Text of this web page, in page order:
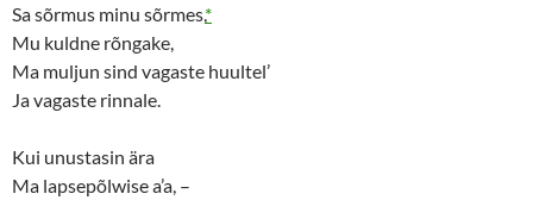
Sa sõrmus minu sõrmes,*
Mu kuldne rõngake,
Ma muljun sind vagaste huultel’
Ja vagaste rinnale.
Kui unustasin ära
Ma lapsepõlwise a’a, –